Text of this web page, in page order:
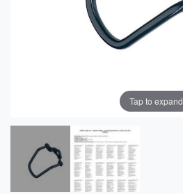
Tap to expand